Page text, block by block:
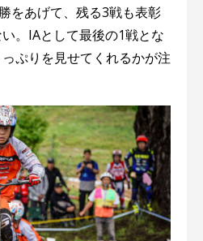
をあげて、残る3戦も表彰
。IAとして最後の1戦とな
ぷりを見せてくれるかが注